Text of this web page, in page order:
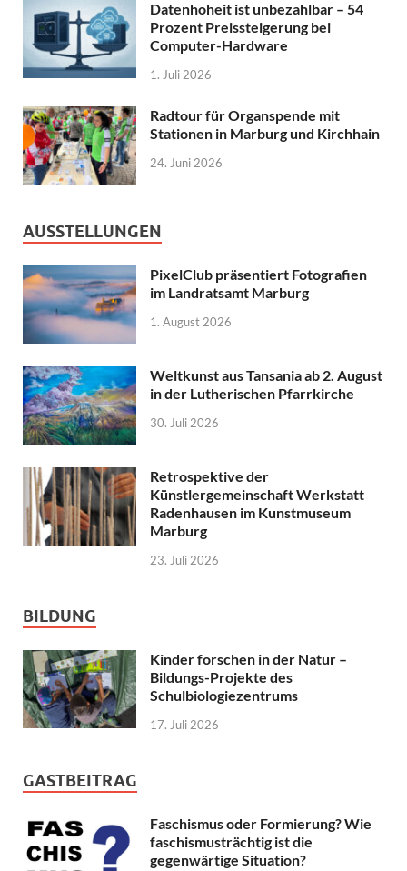
Datenhoheit ist unbezahlbar – 54
Prozent Preissteigerung bei
Computer-Hardware
1. Juli 2026
Radtour für Organspende mit
Stationen in Marburg und Kirchhain
24. Juni 2026
AUSSTELLUNGEN
PixelClub präsentiert Fotografien
im Landratsamt Marburg
1. August 2026
Weltkunst aus Tansania ab 2. August
in der Lutherischen Pfarrkirche
30. Juli 2026
Retrospektive der
Künstlergemeinschaft Werkstatt
Radenhausen im Kunstmuseum
Marburg
23. Juli 2026
BILDUNG
Kinder forschen in der Natur –
Bildungs-Projekte des
Schulbiologiezentrums
17. Juli 2026
GASTBEITRAG
Faschismus oder Formierung? Wie
faschismusträchtig ist die
gegenwärtige Situation?